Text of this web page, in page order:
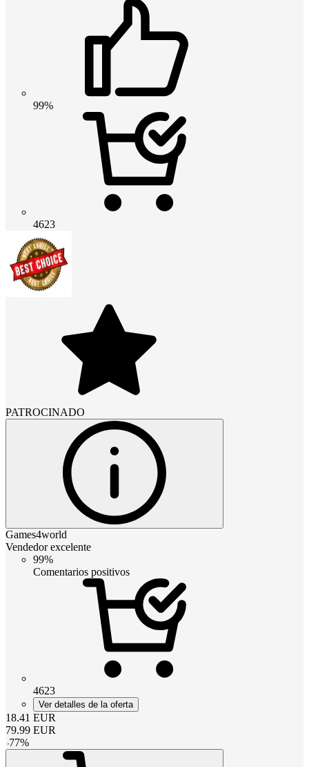
99%
4623
PATROCINADO
Games4world
Vendedor excelente
99%
Comentarios positivos
4623
Ver detalles de la oferta
18.41 EUR
79.99 EUR
-77%